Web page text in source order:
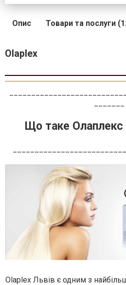
Опис Товари та послуги
Olaplex
Що таке
Olaplex Львів є одним з